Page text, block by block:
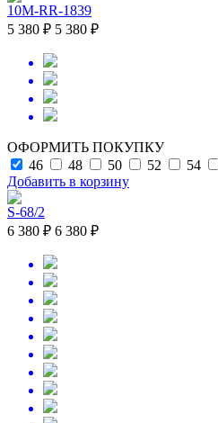
10M-RR-1839
5 380 ₽ 5 380 ₽
ОФОРМИТЬ ПОКУПКУ
46
48 50 52 54
Добавить в корзину
S-68/2
6 380 ₽ 6 380 ₽